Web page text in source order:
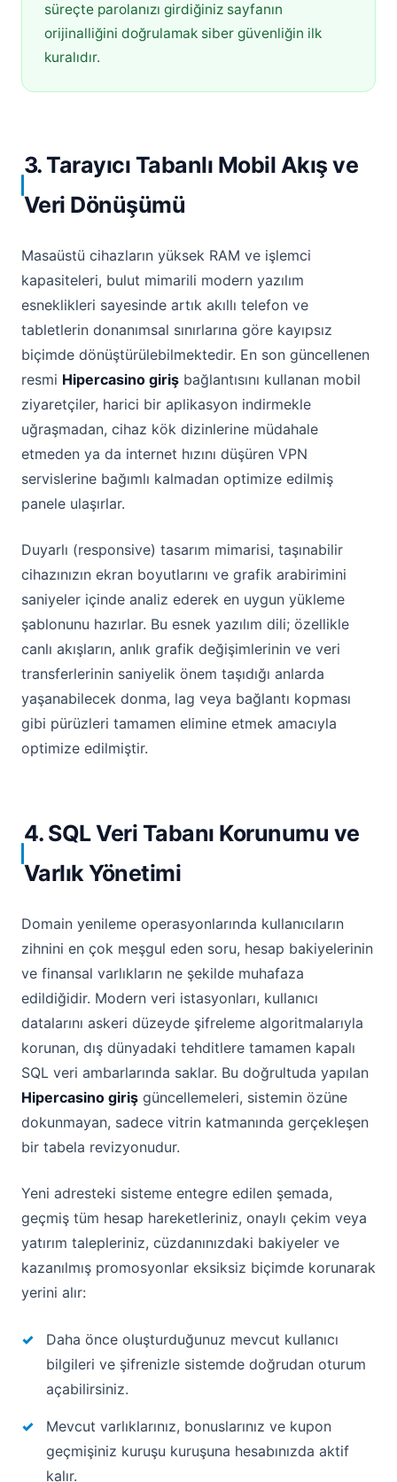
süreçte parolanızı girdiğiniz sayfanın
orijinalliğini doğrulamak siber güvenliğin ilk
kuralıdır.
3. Tarayıcı Tabanlı Mobil Akış ve
Veri Dönüşümü
Masaüstü cihazların yüksek RAM ve işlemci
kapasiteleri, bulut mimarili modern yazılım
esneklikleri sayesinde artık akıllı telefon ve
tabletlerin donanımsal sınırlarına göre kayıpsız
biçimde dönüştürülebilmektedir. En son güncellenen
resmi Hipercasino giriş bağlantısını kullanan mobil
ziyaretçiler, harici bir aplikasyon indirmekle
uğraşmadan, cihaz kök dizinlerine müdahale
etmeden ya da internet hızını düşüren VPN
servislerine bağımlı kalmadan optimize edilmiş
panele ulaşırlar.
Duyarlı (responsive) tasarım mimarisi, taşınabilir
cihazınızın ekran boyutlarını ve grafik arabirimini
saniyeler içinde analiz ederek en uygun yükleme
şablonunu hazırlar. Bu esnek yazılım dili; özellikle
canlı akışların, anlık grafik değişimlerinin ve veri
transferlerinin saniyelik önem taşıdığı anlarda
yaşanabilecek donma, lag veya bağlantı kopması
gibi pürüzleri tamamen elimine etmek amacıyla
optimize edilmiştir.
4. SQL Veri Tabanı Korunumu ve
Varlık Yönetimi
Domain yenileme operasyonlarında kullanıcıların
zihnini en çok meşgul eden soru, hesap bakiyelerinin
ve finansal varlıkların ne şekilde muhafaza
edildiğidir. Modern veri istasyonları, kullanıcı
datalarını askeri düzeyde şifreleme algoritmalarıyla
korunan, dış dünyadaki tehditlere tamamen kapalı
SQL veri ambarlarında saklar. Bu doğrultuda yapılan
Hipercasino giriş güncellemeleri, sistemin özüne
dokunmayan, sadece vitrin katmanında gerçekleşen
bir tabela revizyonudur.
Yeni adresteki sisteme entegre edilen şemada,
geçmiş tüm hesap hareketleriniz, onaylı çekim veya
yatırım talepleriniz, cüzdanınızdaki bakiyeler ve
kazanılmış promosyonlar eksiksiz biçimde korunarak
yerini alır:
Daha önce oluşturduğunuz mevcut kullanıcı
bilgileri ve şifrenizle sistemde doğrudan oturum
açabilirsiniz.
Mevcut varlıklarınız, bonuslarınız ve kupon
geçmişiniz kuruşu kuruşuna hesabınızda aktif
kalır.